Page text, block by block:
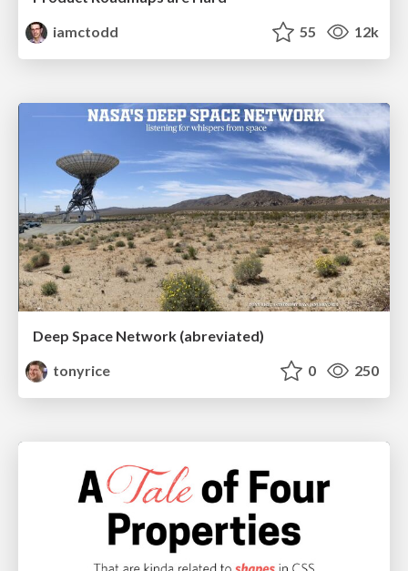
iamctodd
55 12k
Deep Space Network (abreviated)
tonyrice
0 250